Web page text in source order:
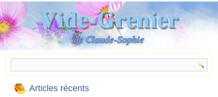
Vide-Grenier
de Claude-Sophie
Articles récents